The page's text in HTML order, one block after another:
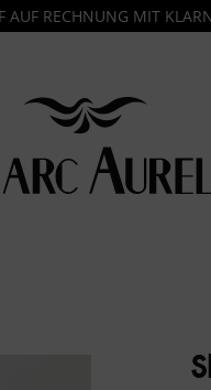
AUF RECHNUNG MIT